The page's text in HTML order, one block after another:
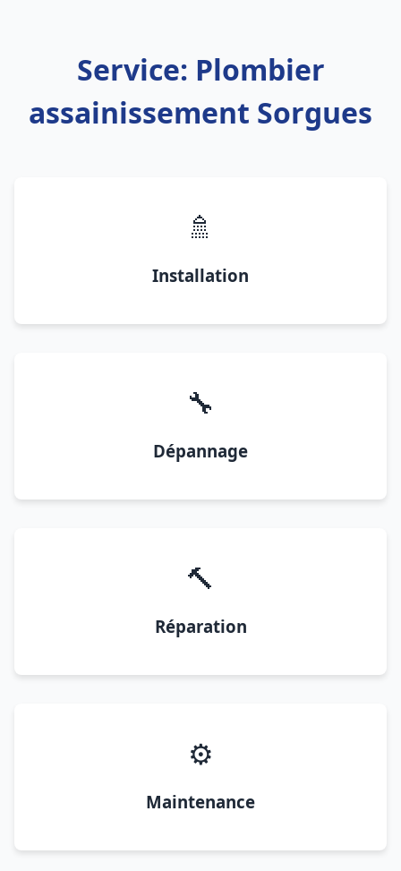
Service: Plombier
assainissement Sorgues
🚿
Installation
🔧
Dépannage
🔨
Réparation
⚙️
Maintenance